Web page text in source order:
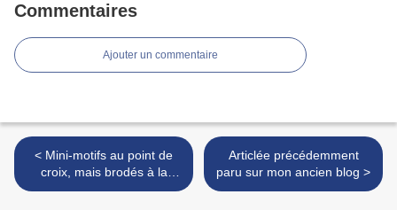
Commentaires
Ajouter un commentaire
< Mini-motifs au point de
croix, mais brodés à la
machine (motifs gratuits)
Articlée précédemment
paru sur mon ancien blog >